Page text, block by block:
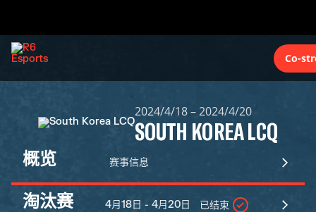
Co-
2024/4/18 – 2024/4/20
SOUTH KOREA LCQ
概览 赛事信息
淘汰赛 4月18日 - 4月20日 已结束